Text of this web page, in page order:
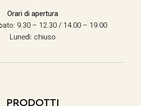
Orari di apertura
9.30 – 12.30 / 14.00 – 19.00
Lunedì: chiuso
PRODOTTI